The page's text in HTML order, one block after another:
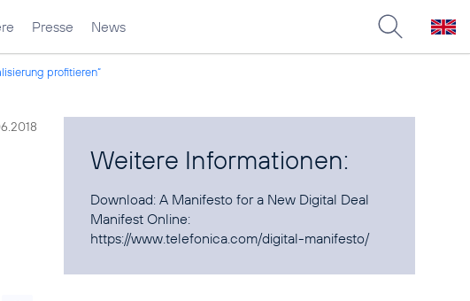
Presse News
profitieren“
Weitere Informationen:
Download:A Manifesto for a New Digital Deal
Manifest Online:
https://www.telefonica.com/digital-manifesto/